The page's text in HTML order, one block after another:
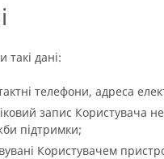
дані:
телефони, адреса
запис Користувача
підтримки;
Користувачем